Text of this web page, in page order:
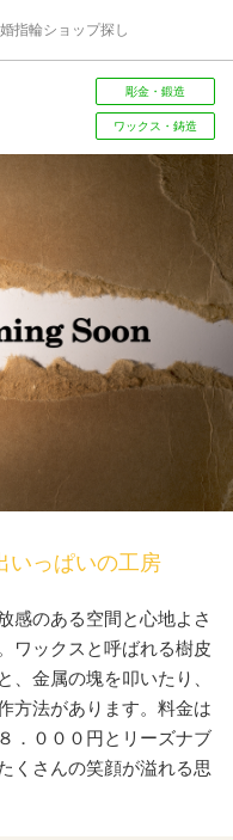
指輪ショップ探し
彫金・鍛造
ワックス・鋳造
いっぱいの工房
感のある空間と心地よさ
ワックスと呼ばれる樹皮
金属の塊を叩いたり、
方法があります。料金は
．０００円とリーズナブ
くさんの笑顔が溢れる思